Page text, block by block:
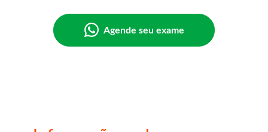
Agende seu exame